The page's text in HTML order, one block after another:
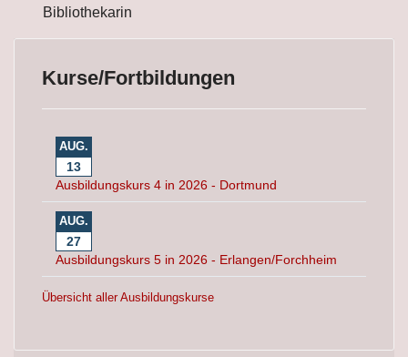
Bibliothekarin
Kurse/Fortbildungen
AUG.
13
Ausbildungskurs 4 in 2026 - Dortmund
AUG.
27
Ausbildungskurs 5 in 2026 - Erlangen/Forchheim
Übersicht aller Ausbildungskurse